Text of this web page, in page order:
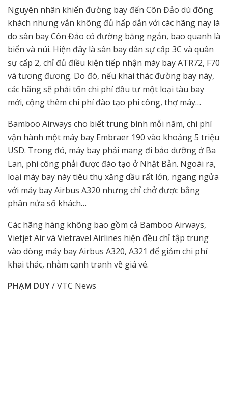
Nguyên nhân khiến đường bay đến Côn Đảo dù đông
khách nhưng vẫn không đủ hấp dẫn với các hãng nay là
do sân bay Côn Đảo có đường băng ngắn, bao quanh là
biển và núi. Hiện đây là sân bay dân sự cấp 3C và quân
sự cấp 2, chỉ đủ điều kiện tiếp nhận máy bay ATR72, F70
và tương đương. Do đó, nếu khai thác đường bay này,
các hãng sẽ phải tốn chi phí đầu tư một loại tàu bay
mới, cộng thêm chi phí đào tạo phi công, thợ máy…
Bamboo Airways cho biết trung bình mỗi năm, chi phí
vận hành một máy bay Embraer 190 vào khoảng 5 triệu
USD. Trong đó, máy bay phải mang đi bảo dưỡng ở Ba
Lan, phi công phải được đào tạo ở Nhật Bản. Ngoài ra,
loại máy bay này tiêu thụ xăng dầu rất lớn, ngang ngửa
với máy bay Airbus A320 nhưng chỉ chở được bằng
phân nửa số khách…
Các hãng hàng không bao gồm cả Bamboo Airways,
Vietjet Air và Vietravel Airlines hiện đều chỉ tập trung
vào dòng máy bay Airbus A320, A321 để giảm chi phí
khai thác, nhằm cạnh tranh về giá vé.
PHẠM DUY/ VTC News